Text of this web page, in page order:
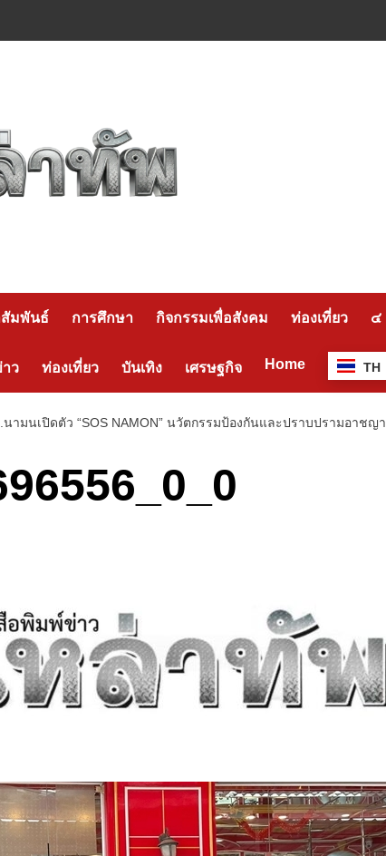
มพันธ์ การศึกษา กิจกรรมเพื่อสังคม ท่องเที่ยว ๔
ว ท่องเที่ยว บันเทิง เศรษฐกิจ Home TH
ามนเปิดตัว “SOS NAMON” นวัตกรรมป้องกันและปราบปรามอาช